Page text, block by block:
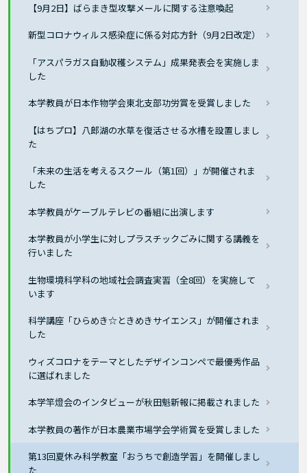
【9月2日】ばらまき型攻撃メールに関する注意喚起
新型コロナウィルス感染症に係る対応方針（9月2日改定）
「アスパラガス自動収穫システム」成果発表会を実施しま
した
本学教員が日本作物学会東北支部功労賞を受賞しました
【はちプロ】八郎湖の水草を復活させる水槽を設置しまし
た
「未来の生活を考えるスクール（第1回）」が開催されま
した
本学教員がケーブルテレビの番組に出演します
本学教員が小学生に対しプラスチックごみに関する講義を
行いました
生物環境科学科の地域社会調査実習（全8回）を実施して
います
科学講座「ひらめき☆ときめきサイエンス」が開催されま
した
ウィズコロナをテーマとしたデザインコンペで最優秀作品
に選ばれました
本学竿燈会のインタビューが秋田魁新報に掲載されました
本学教員の著作が日本農業市場学会学術賞を受賞しました
第13回夏休み科学教室「おうちで創造学習」を開催しまし
た